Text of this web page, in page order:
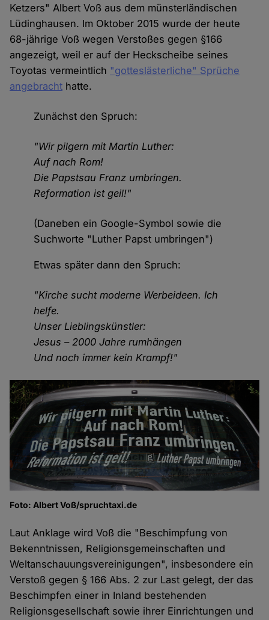
Ketzers" Albert Voß aus dem münsterländischen
Lüdinghausen. Im Oktober 2015 wurde der heute
68-jährige Voß wegen Verstoßes gegen §166
angezeigt, weil er auf der Heckscheibe seines
Toyotas vermeintlich "gotteslästerliche" Sprüche
angebracht hatte.
Zunächst den Spruch:
"Wir pilgern mit Martin Luther:
Auf nach Rom!
Die Papstsau Franz umbringen.
Reformation ist geil!"
(Daneben ein Google-Symbol sowie die
Suchworte "Luther Papst umbringen")
Etwas später dann den Spruch:
"Kirche sucht moderne Werbeideen. Ich
helfe.
Unser Lieblingskünstler:
Jesus – 2000 Jahre rumhängen
Und noch immer kein Krampf!"
Foto: Albert Voß/spruchtaxi.de
Laut Anklage wird Voß die "Beschimpfung von
Bekenntnissen, Religionsgemeinschaften und
Weltanschauungsvereinigungen", insbesondere ein
Verstoß gegen § 166 Abs. 2 zur Last gelegt, der das
Beschimpfen einer in Inland bestehenden
Religionsgesellschaft sowie ihrer Einrichtungen und